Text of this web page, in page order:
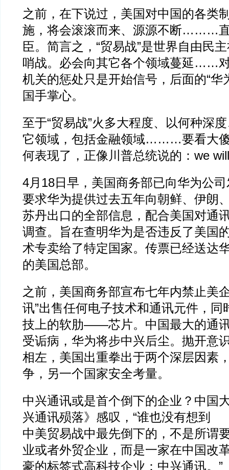
之前，在下说过，美国对中国的各类
施，将会滚滚而来、源源不断………
臣。简言之，“贸易战”是世界自由民
哨战。必会向其它各个领域蔓延……对
机关的惩处只是开始信号，后面的“华
国手掌心。
至于“贸易战”火多大程度、以何种深
它领域，包括金融领域………要看大
何表现了，正像川普总统说的：we
4月18日早，美国商务部已向华为公
要求华为提供过去五年向朝鲜、伊朗
苏丹出口的全部信息，配合美国对通
调查。旨在查明华为是否违反了美国
术专卖给了特定国家。传票已经送达
的美国总部。
之前，美国商务部宣布七年内禁止美
讯”出售任何电子技术和通讯元件，同
技上的软肋——芯片。中国最大的通
受诟病，华为将步中兴后尘。抛开意
相左，美国出重拳出于两个深层因素
争，另一个国家安全考量。
中兴通讯或是首个倒下的企业？中国
兴通讯殒落》感叹，“谁也没有想到
中美贸易战中最先倒下的，不是所谓
业或者外贸企业，而是一家在中国改
豪的标签式高科技企业：中兴通讯。”